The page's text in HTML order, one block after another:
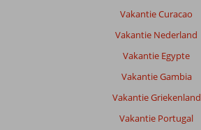
Vakantie Curacao
Vakantie Nederland
Vakantie Egypte
Vakantie Gambia
Vakantie Griekenland
Vakantie Portugal